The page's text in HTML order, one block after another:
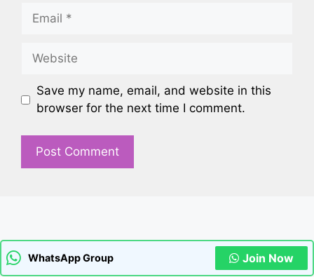
Email
Website
Save my name, email, and website in this
browser for the next time I comment.
WhatsApp Group Join Now